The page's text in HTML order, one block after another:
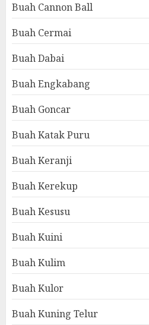
Buah Cannon Ball
Buah Cermai
Buah Dabai
Buah Engkabang
Buah Goncar
Buah Katak Puru
Buah Keranji
Buah Kerekup
Buah Kesusu
Buah Kuini
Buah Kulim
Buah Kulor
Buah Kuning Telur